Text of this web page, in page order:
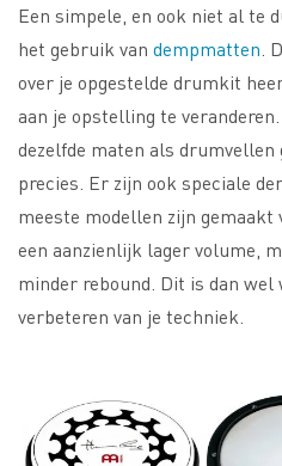
Een simpele, en ook niet al te
het gebruik van dempmatten .
over je opgestelde drumkit
aan je opstelling te
dezelfde maten als drumvellen
precies. Er zijn ook speciale
meeste modellen zijn
een aanzienlijk lager volume,
minder rebound. Dit is dan wel
verbeteren van je techniek.